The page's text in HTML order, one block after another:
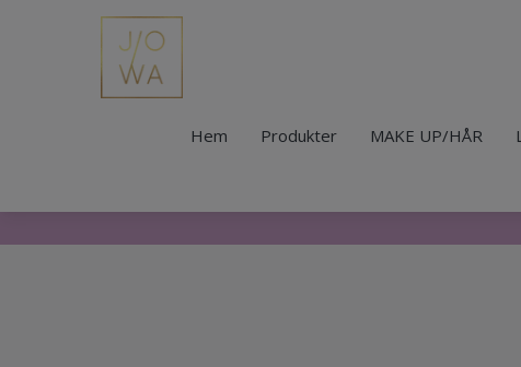
Hem Produkter MAKE UP/HÅR